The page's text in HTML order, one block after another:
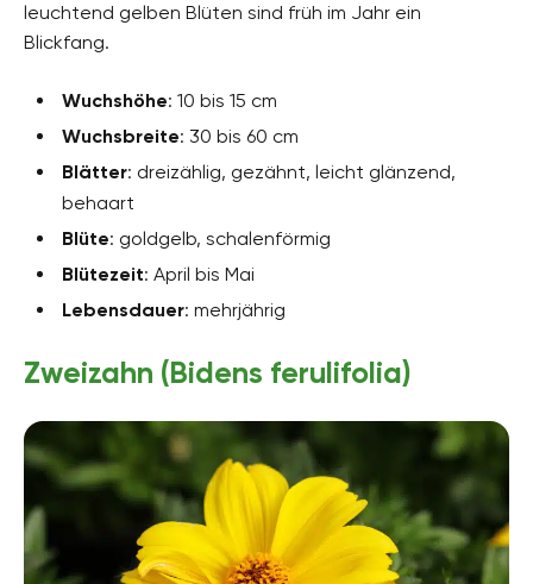
leuchtend gelben Blüten sind früh im Jahr ein
Blickfang.
Wuchshöhe: 10 bis 15 cm
Wuchsbreite: 30 bis 60 cm
Blätter: dreizählig, gezähnt, leicht glänzend,
behaart
Blüte: goldgelb, schalenförmig
Blütezeit: April bis Mai
Lebensdauer: mehrjährig
Zweizahn (Bidens ferulifolia)